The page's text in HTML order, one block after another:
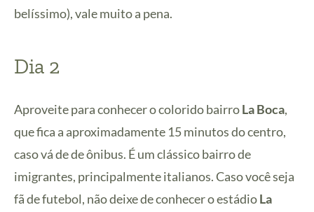
belíssimo), vale muito a pena.
Dia 2
Aproveite para conhecer o colorido bairroLa Boca,
que fica a aproximadamente 15 minutos do centro,
caso vá de de ônibus. É um clássico bairro de
imigrantes, principalmente italianos. Caso você seja
fã de futebol, não deixe de conhecer o estádioLa